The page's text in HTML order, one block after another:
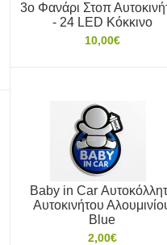
3ο Φανάρι Στοπ
- 24 LED Κόκκινο
10,00€
Baby in Car
Αυτοκινήτου
Blue
2,00€